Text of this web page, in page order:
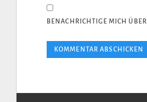
BENACHRICHTIGE MICH